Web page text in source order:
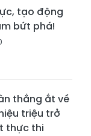
tạo động
bứt phá!
thắng ắt về
triệu trở
thực thi